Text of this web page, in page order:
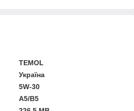
TEMOL
Україна
5W-30
A5/B5